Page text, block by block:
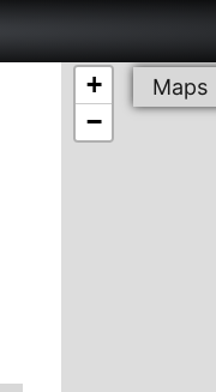
+
−
Maps